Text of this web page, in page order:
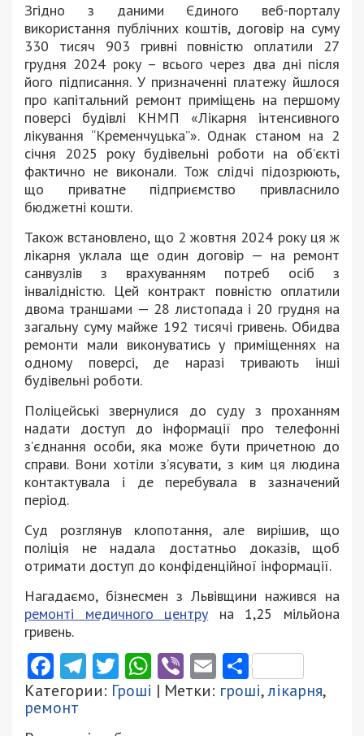
Згідно з даними Єдиного веб-порталу
використання публічних коштів, договір на суму
330 тисяч 903 гривні повністю оплатили 27
грудня 2024 року – всього через два дні після
його підписання. У призначенні платежу йшлося
про капітальний ремонт приміщень на першому
поверсі будівлі КНМП «Лікарня інтенсивного
лікування “Кременчуцька”». Однак станом на 2
січня 2025 року будівельні роботи на об’єкті
фактично не виконали. Тож слідчі підозрюють,
що приватне підприємство привласнило
бюджетні кошти.
Також встановлено, що 2 жовтня 2024 року ця ж
лікарня уклала ще один договір — на ремонт
санвузлів з врахуванням потреб осіб з
інвалідністю. Цей контракт повністю оплатили
двома траншами — 28 листопада і 20 грудня на
загальну суму майже 192 тисячі гривень. Обидва
ремонти мали виконуватись у приміщеннях на
одному поверсі, де наразі тривають інші
будівельні роботи.
Поліцейські звернулися до суду з проханням
надати доступ до інформації про телефонні
з’єднання особи, яка може бути причетною до
справи. Вони хотіли з’ясувати, з ким ця людина
контактувала і де перебувала в зазначений
період.
Суд розглянув клопотання, але вирішив, що
поліція не надала достатньо доказів, щоб
отримати доступ до конфіденційної інформації.
Нагадаємо, бізнесмен з Львівщини нажився на
ремонті медичного центру на 1,25 мільйона
гривень.
Facebook
Telegram
Twitter
WhatsApp
ViberEmail
Категории: Гроші | Метки: гроші,лікарня,
ремонт